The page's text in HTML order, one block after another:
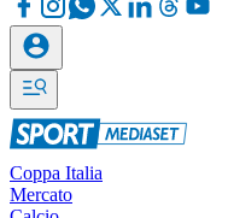
Coppa Italia
Mercato